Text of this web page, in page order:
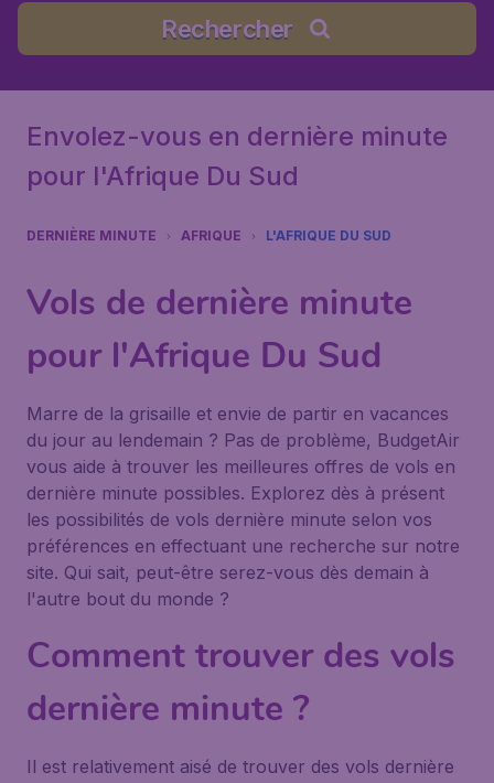
Rechercher
Envolez-vous en dernière minute
pour l'Afrique Du Sud
DERNIÈRE MINUTE AFRIQUE L'AFRIQUE DU SUD
Vols de dernière minute
pour l'Afrique Du Sud
Marre de la grisaille et envie de partir en vacances
du jour au lendemain ? Pas de problème, BudgetAir
vous aide à trouver les meilleures offres de vols en
dernière minute possibles. Explorez dès à présent
les possibilités de vols dernière minute selon vos
préférences en effectuant une recherche sur notre
site. Qui sait, peut-être serez-vous dès demain à
l'autre bout du monde ?
Comment trouver des vols
dernière minute ?
Il est relativement aisé de trouver des vols dernière